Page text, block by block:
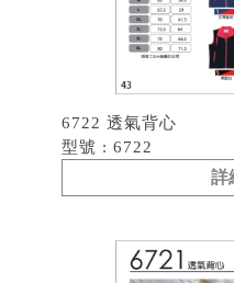
6722 透氣背心
型號 : 6722
詳